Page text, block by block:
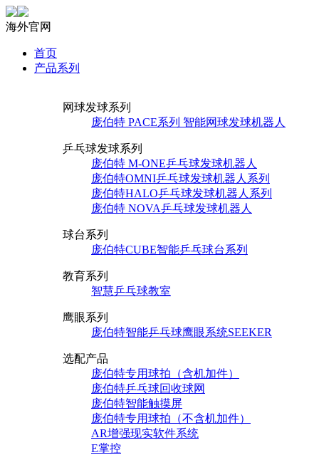
海外官网
首页
产品系列
网球发球系列
庞伯特 PACE系列 智能网球发球机器人
乒乓球发球系列
庞伯特 M-ONE乒乓球发球机器人
庞伯特OMNI乒乓球发球机器人系列
庞伯特HALO乒乓球发球机器人系列
庞伯特 NOVA乒乓球发球机器人
球台系列
庞伯特CUBE智能乒乓球台系列
教育系列
智慧乒乓球教室
鹰眼系列
庞伯特智能乒乓球鹰眼系统SEEKER
选配产品
庞伯特专用球拍（含机加件）
庞伯特乒乓球回收球网
庞伯特智能触摸屏
庞伯特专用球拍（不含机加件）
AR增强现实软件系统
E掌控